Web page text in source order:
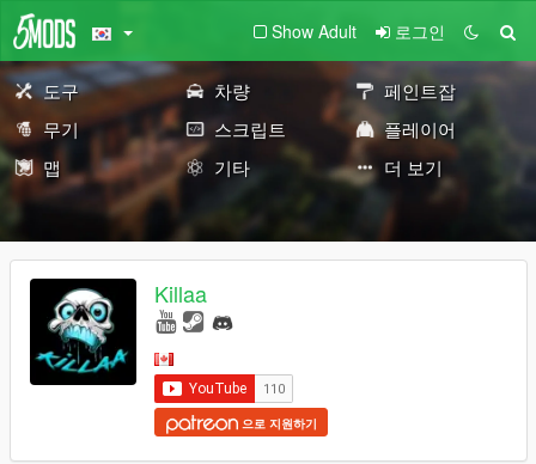
Show Adult 로그인
도구 차량
페인트잡
무기
스크립트
플레이어
맵
기타 더 보기
Killaa
으로 지원하기